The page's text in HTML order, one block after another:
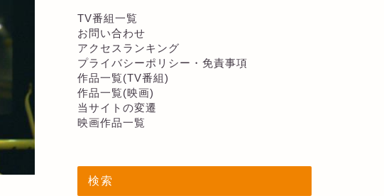
TV番組一覧
お問い合わせ
アクセスランキング
プライバシーポリシー・免責事項
作品一覧(TV番組)
作品一覧(映画)
当サイトの変遷
映画作品一覧
検索